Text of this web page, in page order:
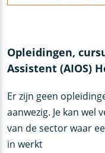
Opleidingen,
Assistent (AIOS)
Er zijn geen
aanwezig. Je kan wel
van de sector waar
in werkt